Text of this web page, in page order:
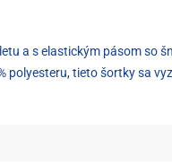
a s elastickým pásom so
polyesteru, tieto šortky sa